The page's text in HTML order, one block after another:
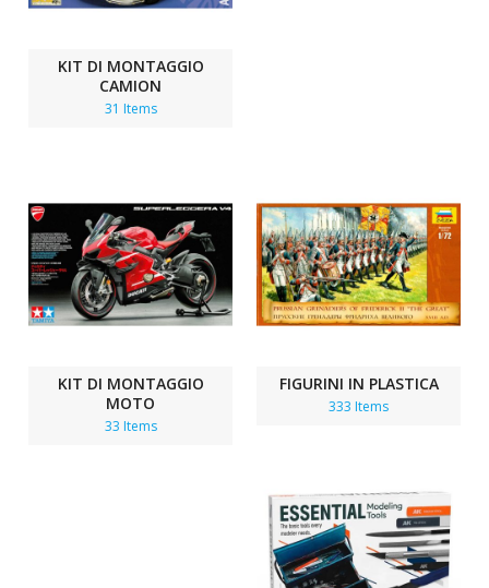
KIT DI MONTAGGIO
CAMION
31 Items
KIT DI MONTAGGIO
MOTO
33 Items
FIGURINI IN PLASTICA
333 Items